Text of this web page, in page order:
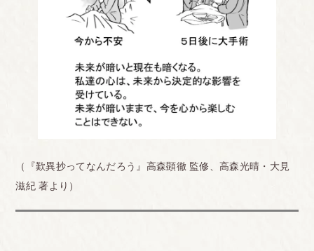
（『歎異抄ってなんだろう』高森顕徹 監修、高森光晴・大見
滋紀 著より）